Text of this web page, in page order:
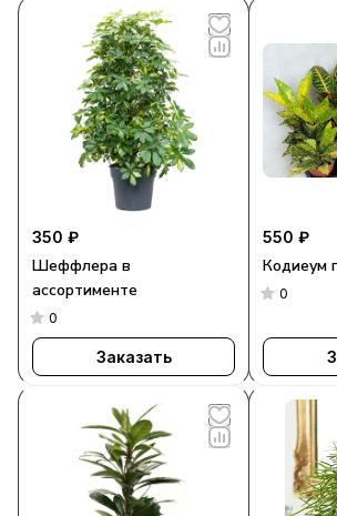
350 ₽
Шеффлера в
ассортименте
0
Заказать
550 ₽
0